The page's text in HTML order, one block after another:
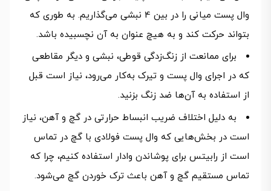
وال پست میانی را در بین 4 نبشی می‌گذاریم. به طوری که
بتواند حرکت کند و به هیچ عنوان به آن نچسبیده باشد.
برای ممانعت از زنگ‌زدگی قوطی، نبشی و دیگر مقاطعی
که در اجرای وال پست و تیرک به‌کار می‌رود، نیاز است قبل
از استفاده به آن‌ها ضد زنگ بزنید.
به دلیل اختلاف ضریب انبساط حرارتی در گچ و آهن، نیاز
است در بخش‌هایی که وال پست فولادی با گچ در تماس
است از رابیتس برای پوشاندن وادار استفاده کنیم، چرا که
تماس مستقیم گچ و آهن باعث ترک خوردن گچ می‌شود.